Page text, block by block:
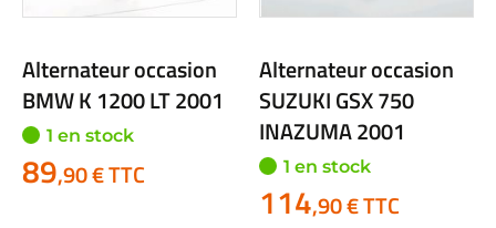
Alternateur occasion
BMW K 1200 LT 2001
1 en stock
89,90 € TTC
Alternateur occasion
SUZUKI GSX 750
INAZUMA 2001
1 en stock
114,90 € TTC